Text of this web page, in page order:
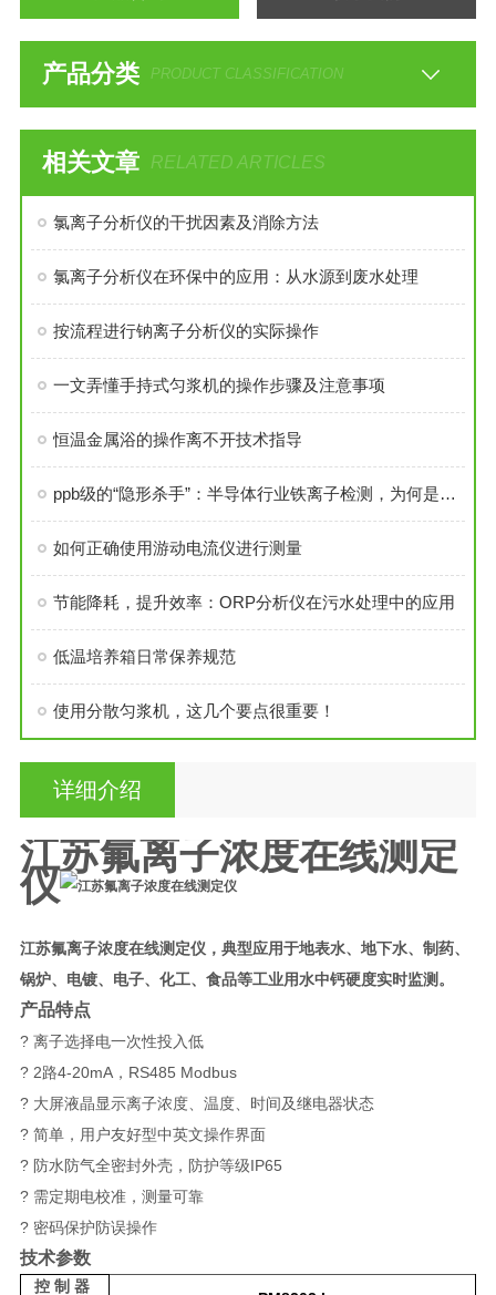
产品分类 PRODUCT CLASSIFICATION
相关文章 RELATED ARTICLES
氯离子分析仪的干扰因素及消除方法
氯离子分析仪在环保中的应用：从水源到废水处理
按流程进行钠离子分析仪的实际操作
一文弄懂手持式匀浆机的操作步骤及注意事项
恒温金属浴的操作离不开技术指导
ppb级的“隐形杀手”：半导体行业铁离子检测，为何是芯片良率的防线？
如何正确使用游动电流仪进行测量
节能降耗，提升效率：ORP分析仪在污水处理中的应用
低温培养箱日常保养规范
使用分散匀浆机，这几个要点很重要！
详细介绍
江苏氟离子浓度在线测定
仪
江苏氟离子浓度在线测定仪， 典型应用于地表水、地下水、制药、
锅炉、电镀、电子、化工、食品等工业用水中钙硬度实时监测。
产品特点
? 离子选择电一次性投入低
? 2路4-20mA，RS485 Modbus
? 大屏液晶显示离子浓度、温度、时间及继电器状态
? 简单，用户友好型中英文操作界面
? 防水防气全密封外壳，防护等级IP65
? 需定期电校准，测量可靠
? 密码保护防误操作
技术参数
控制器